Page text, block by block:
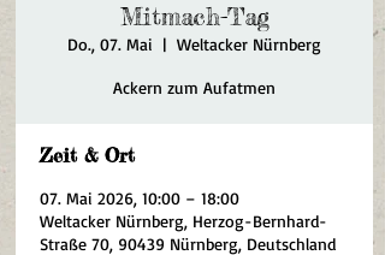
Mitmach-Tag
Do., 07. Mai
  |
Weltacker Nürnberg
Ackern zum Aufatmen
Zeit & Ort
07. Mai 2026, 10:00 – 18:00
Weltacker Nürnberg, Herzog-Bernhard-
Straße 70, 90439 Nürnberg, Deutschland